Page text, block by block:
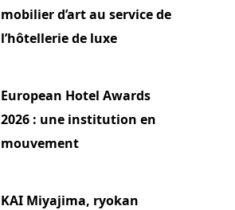
mobilier d’art au service de
l’hôtellerie de luxe
European Hotel Awards
2026 : une institution en
mouvement
KAI Miyajima, ryokan